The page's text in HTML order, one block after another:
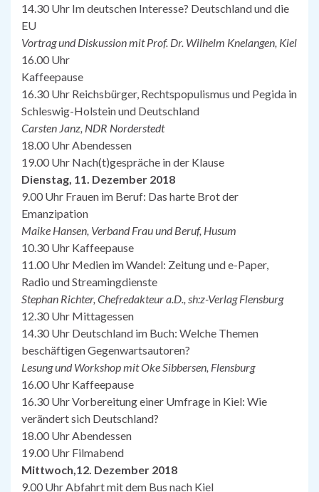
14.30 Uhr Im deutschen Interesse? Deutschland und die
EU
Vortrag und Diskussion mit Prof. Dr. Wilhelm Knelangen, Kiel
16.00 Uhr
Kaffeepause
16.30 Uhr Reichsbürger, Rechtspopulismus und Pegida in
Schleswig-Holstein und Deutschland
Carsten Janz, NDR Norderstedt
18.00 Uhr Abendessen
19.00 Uhr Nach(t)gespräche in der Klause
Dienstag, 11. Dezember 2018
9.00 Uhr Frauen im Beruf: Das harte Brot der
Emanzipation
Maike Hansen, Verband Frau und Beruf, Husum
10.30 Uhr Kaffeepause
11.00 Uhr Medien im Wandel: Zeitung und e-Paper,
Radio und Streamingdienste
Stephan Richter, Chefredakteur a.D., sh:z-Verlag Flensburg
12.30 Uhr Mittagessen
14.30 Uhr Deutschland im Buch: Welche Themen
beschäftigen Gegenwartsautoren?
Lesung und Workshop mit Oke Sibbersen, Flensburg
16.00 Uhr Kaffeepause
16.30 Uhr Vorbereitung einer Umfrage in Kiel: Wie
verändert sich Deutschland?
18.00 Uhr Abendessen
19.00 Uhr Filmabend
Mittwoch,12. Dezember 2018
9.00 Uhr Abfahrt mit dem Bus nach Kiel